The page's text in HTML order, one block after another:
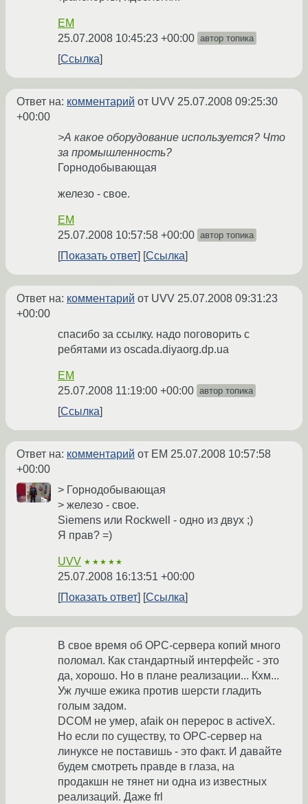
EM
25.07.2008 10:45:23 +00:00 автор топика
Ссылка
Ответ на: комментарий от UVV 25.07.2008 09:25:30
+00:00
>А какое оборудование используется? Что
за промышленность?
Горнодобывающая
железо - свое.
EM
25.07.2008 10:57:58 +00:00 автор топика
Показать ответ Ссылка
Ответ на: комментарий от UVV 25.07.2008 09:31:23
+00:00
спасибо за ссылку. надо поговорить с
ребятами из oscada.diyaorg.dp.ua
EM
25.07.2008 11:19:00 +00:00 автор топика
Ссылка
Ответ на: комментарий от EM 25.07.2008 10:57:58
+00:00
> Горнодобывающая
> железо - свое.
Siemens или Rockwell - одно из двух ;)
Я прав? =)
UVV ★★★★★
25.07.2008 16:13:51 +00:00
Показать ответ
Ссылка
В свое время об OPC-сервера копий много
поломал. Как стандартный интерфейс - это
да, хорошо. Но в плане реализации... Кхм...
Уж лучше ежика против шерсти гладить
голым задом.
DCOM не умер, afaik он перерос в activeX.
Но если по существу, то OPC-сервер на
линуксе не поставишь - это факт. И давайте
будем смотреть правде в глаза, на
продакшн не тянет ни одна из известных
реализаций. Даже frl